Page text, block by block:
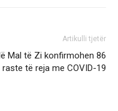
Artikulli tjetër
Mal të Zi konfirmohen 86
raste të reja me COVID-19